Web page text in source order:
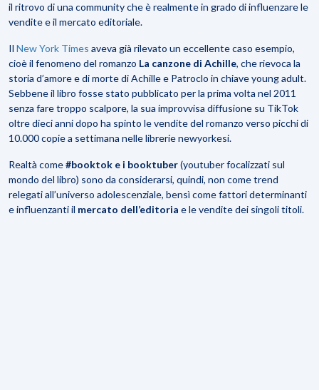
il ritrovo di una community che è realmente in grado di influenzare le
vendite e il mercato editoriale.
Il New York Times aveva già rilevato un eccellente caso esempio,
cioè il fenomeno del romanzo La canzone di Achille, che rievoca la
storia d’amore e di morte di Achille e Patroclo in chiave young adult.
Sebbene il libro fosse stato pubblicato per la prima volta nel 2011
senza fare troppo scalpore, la sua improvvisa diffusione su TikTok
oltre dieci anni dopo ha spinto le vendite del romanzo verso picchi di
10.000 copie a settimana nelle librerie newyorkesi.
Realtà come#booktok e i booktuber(youtuber focalizzati sul
mondo del libro) sono da considerarsi, quindi, non come trend
relegati all’universo adolescenziale, bensì come fattori determinanti
e influenzanti il mercato dell’editoria e le vendite dei singoli titoli.